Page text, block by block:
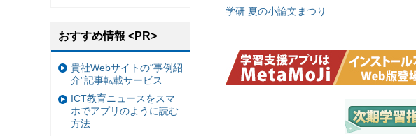
学研 夏の小論文まつり
おすすめ情報 <PR>
貴社Webサイトの“事例紹
介”記事転載サービス
ICT教育ニュースをスマ
ホでアプリのように読む
方法